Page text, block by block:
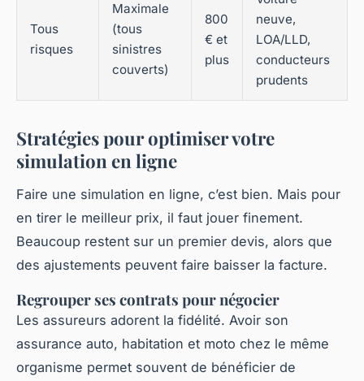
Tous
risques
Maximale
(tous
sinistres
couverts)
800
€ et
plus
neuve,
LOA/LLD,
conducteurs
prudents
Stratégies pour optimiser votre
simulation en ligne
Faire une simulation en ligne, c’est bien. Mais pour
en tirer le meilleur prix, il faut jouer finement.
Beaucoup restent sur un premier devis, alors que
des ajustements peuvent faire baisser la facture.
Regrouper ses contrats pour négocier
Les assureurs adorent la fidélité. Avoir son
assurance auto, habitation et moto chez le même
organisme permet souvent de bénéficier de